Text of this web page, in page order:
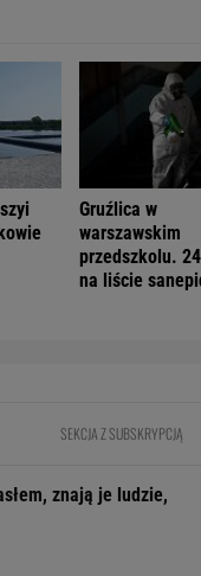
Gruźlica w
warszawskim
przedszkolu.
na liście
SEKCJA Z SUBSKRYPCJĄ
znają je ludzie,